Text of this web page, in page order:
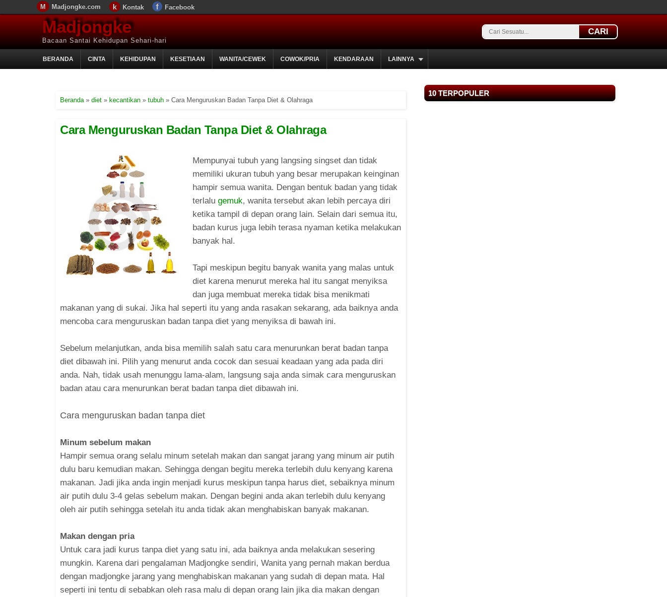
Madjongke.com Kontak Facebook
Madjongke
Bacaan Santai Kehidupan Sehari-hari
CARI
BERANDA CINTA KEHIDUPAN KESETIAAN WANITA/CEWEK COWOK/PRIA KENDARAAN LAINNYA
Beranda» diet » kecantikan » tubuh » Cara Menguruskan Badan Tanpa Diet & Olahraga
Cara Menguruskan Badan Tanpa Diet & Olahraga
Mempunyai tubuh yang langsing singset dan tidak
memiliki ukuran tubuh yang besar merupakan keinginan
hampir semua wanita. Dengan bentuk badan yang tidak
terlalu gemuk, wanita tersebut akan lebih percaya diri
ketika tampil di depan orang lain. Selain dari semua itu,
badan kurus juga lebih terasa nyaman ketika melakukan
banyak hal.
Tapi meskipun begitu banyak wanita yang malas untuk
diet karena menurut mereka hal itu sangat menyiksa
dan juga membuat mereka tidak bisa menikmati
makanan yang di sukai. Jika hal seperti itu yang anda rasakan sekarang, ada baiknya anda
mencoba cara menguruskan badan tanpa diet yang menyiksa di bawah ini.
Sebelum melanjutkan, anda bisa memilih salah satu cara menurunkan berat badan tanpa
diet dibawah ini. Pilih yang menurut anda cocok dan sesuai keadaan yang ada pada diri
anda. Nah, tidak usah menunggu lama-alam, langsung saja anda simak cara menguruskan
badan atau cara menurunkan berat badan tanpa diet dibawah ini.
Cara menguruskan badan tanpa diet
Minum sebelum makan
Hampir semua orang selalu minum setelah makan dan sangat jarang yang minum air putih
dulu baru kemudian makan. Sehingga dengan begitu mereka terlebih dulu kenyang karena
makanan. Jadi jika anda ingin menjadi kurus meskipun tanpa harus diet, sebaiknya minum
air putih dulu 3-4 gelas sebelum makan. Dengan begini anda akan terlebih dulu kenyang
oleh air putih sehingga setelah itu anda tidak akan menghabiskan banyak makanan.
Makan dengan pria
Untuk cara jadi kurus tanpa diet yang satu ini, ada baiknya anda melakukan sesering
mungkin. Karena dari pengalaman Madjongke sendiri, Wanita yang pernah makan berdua
dengan madjongke jarang yang menghabiskan makanan yang sudah di depan mata. Hal
seperti ini tentu di sebabkan oleh rasa malu di depan orang lain jika dia makan dengan
10 TERPOPULER